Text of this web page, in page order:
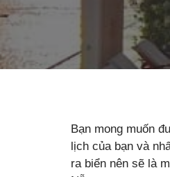
Bạn mong muốn
lịch của bạn và
ra biển nên sẽ là